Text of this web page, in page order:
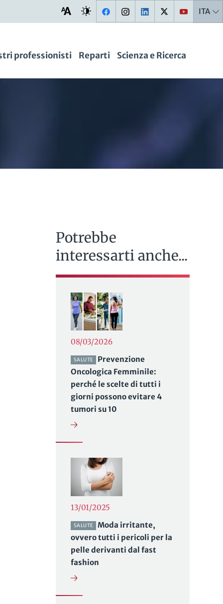
ITA
professionisti Reparti Scienza e Ricerca
Potrebbe
interessarti anche...
08/03/2026
SALUTE
Prevenzione
Oncologica Femminile:
perché le scelte di tutti i
giorni possono evitare 4
tumori su 10
13/01/2025
SALUTE
Moda irritante,
ovvero tutti i pericoli per la
pelle derivanti dal fast
fashion